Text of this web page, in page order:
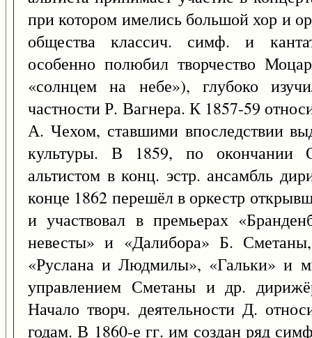
при котором имелись большой хор и
общества классич. симф. и
особенно полюбил творчество
«солнцем на небе»), глубоко
частности Р. Вагнера. К 1857-59
А. Чехом, ставшими впоследствии
культуры. В 1859, по окончании
альтистом в конц. эстр. ансамбль
конце 1862 перешёл в оркестр
и участвовал в премьерах
невесты» и «Далибора» Б.
«Руслана и Людмилы», «Гальки» и
управлением Сметаны и др.
Начало творч. деятельности Д.
годам. В 1860-е гг. им создан ряд